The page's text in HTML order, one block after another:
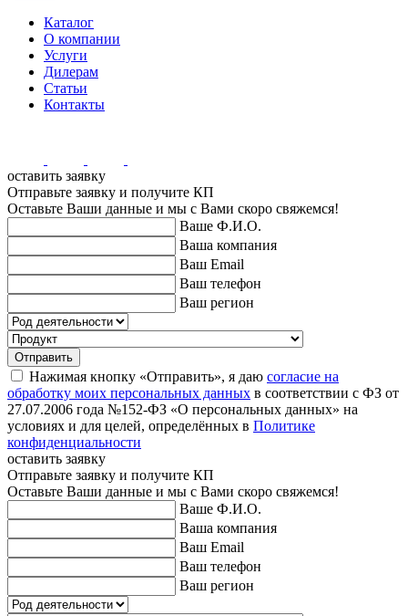
Каталог
О компании
Услуги
Дилерам
Статьи
Контакты
оставить заявку
Отправьте заявку и получите КП
Оставьте Ваши данные и мы с Вами скоро свяжемся!
Ваше Ф.И.О.
Ваша компания
Ваш Email
Ваш телефон
Ваш регион
Отправить
Нажимая кнопку «Отправить», я даю согласие на
обработку моих персональных данных в соответствии с ФЗ от
27.07.2006 года №152-ФЗ «О персональных данных» на
условиях и для целей, определённых в Политике
конфиденциальности
оставить заявку
Отправьте заявку и получите КП
Оставьте Ваши данные и мы с Вами скоро свяжемся!
Ваше Ф.И.О.
Ваша компания
Ваш Email
Ваш телефон
Ваш регион